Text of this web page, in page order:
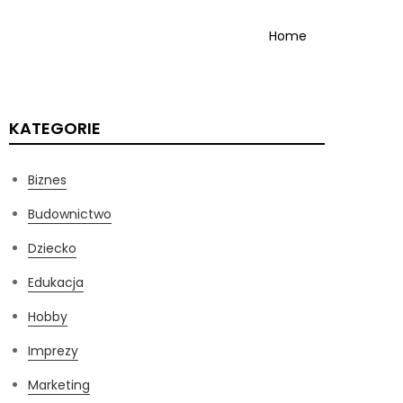
Home
KATEGORIE
Biznes
Budownictwo
Dziecko
Edukacja
Hobby
Imprezy
Marketing